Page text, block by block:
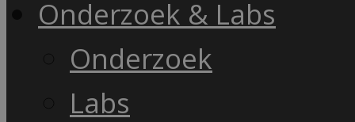
Onderzoek & Labs
Onderzoek
Labs